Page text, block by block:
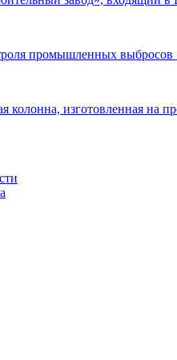
промышленных
колонна, изготовленная на